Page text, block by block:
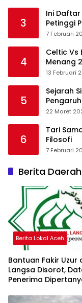
3
Ini
Petinggi
7 Februari
4
Celtic Vs
Menang
13 Februari
5
Sejarah
22 Maret
6
Tari
Filosofi
7 Februari
Berita Daerah
Berita Lokal Aceh
Bantuan Fakir Uzur
Langsa Disorot,
Penerima